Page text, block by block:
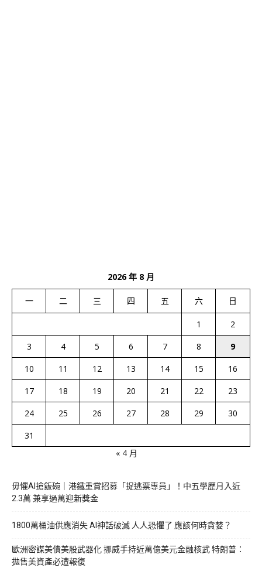
2026 年 8 月
一 二 三 四 五 六 日
1
2
3
4 5 6 7 8
9
10
11 12 13 14 15
16
17
18 19 20 21 22
23
24
25 26 27 28 29
30
31
« 4 月
毋懼AI搶飯碗｜港鐵重賞招募「捉逃票專員」！中五學歷月入近
2.3萬 兼享過萬迎新獎金
1800萬桶油供應消失 AI神話破滅 人人恐懼了 應該何時貪婪？
歐洲密謀美債美股武器化 挪威手持近萬億美元金融核武 特朗普：
拋售美資產必遭報復